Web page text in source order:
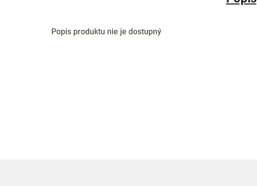
Popis produktu nie je dostupný